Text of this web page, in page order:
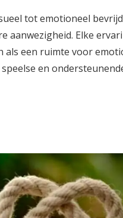
tot emotioneel
aanwezigheid. Elke
als een ruimte voor
en